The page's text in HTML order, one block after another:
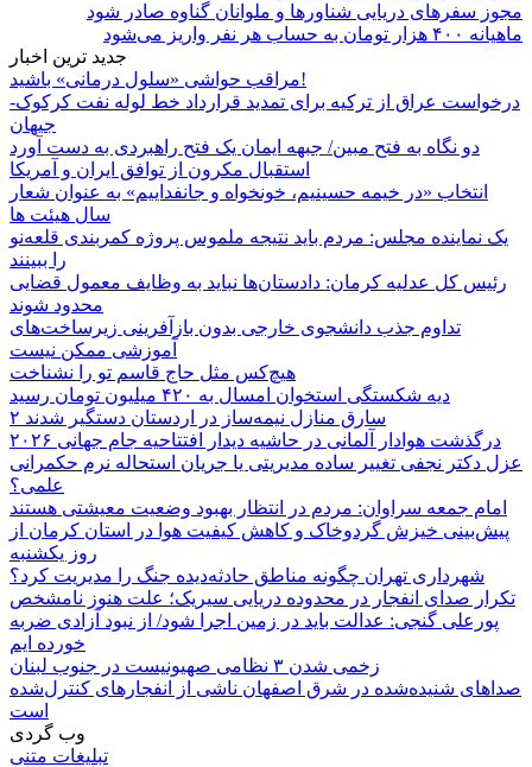
مجوز سفرهای دریایی شناورها و ملوانان گناوه صادر شود
ماهیانه ۴۰۰ هزار تومان به حساب هر نفر واریز می‌شود
جدید ترین اخبار
مراقب حواشی «سلول درمانی» باشید!
درخواست عراق از ترکیه برای تمدید قرارداد خط لوله نفت کرکوک-
جیهان
دو نگاه به فتح مبین/ جبهه ایمان یک فتح راهبردی به دست آورد
استقبال مکرون از توافق ایران و آمریکا
انتخاب «در خیمه حسینیم، خونخواه و جانفداییم» به عنوان شعار
سال هیئت ها
یک نماینده مجلس: مردم باید نتیجه ملموس پروژه کمربندی قلعه‌نو
را ببینند
رئیس کل عدلیه کرمان: دادستان‌ها نباید به وظایف معمول قضایی
محدود شوند
تداوم جذب دانشجوی خارجی بدون بازآفرینی زیرساخت‌های
آموزشی ممکن نیست
هیچ‌کس مثل حاج قاسم تو را نشناخت
دیه شکستگی استخوان امسال به ۴۲۰ میلیون تومان رسید
۲ سارق منازل نیمه‌ساز در اردستان دستگیر شدند
درگذشت هوادار آلمانی در حاشیه دیدار افتتاحیه جام جهانی ۲۰۲۶
عزل دکتر نجفی تغییر ساده مدیریتی یا جریان استحاله نرم حکمرانی
علمی؟
امام جمعه سراوان: مردم در انتظار بهبود وضعیت معیشتی هستند
پیش‌بینی خیزش گردوخاک و کاهش کیفیت هوا در استان کرمان از
روز یکشنبه
شهرداری تهران چگونه مناطق حادثه‌دیده جنگ را مدیریت کرد؟
تکرار صدای انفجار در محدوده دریایی سیریک؛ علت هنوز نامشخص
پورعلی گنجی: عدالت باید در زمین اجرا شود/ از نبود آزادی ضربه
خورده ایم
زخمی شدن ۳ نظامی صهیونیست در جنوب لبنان
صداهای شنیده‌شده در شرق اصفهان ناشی از انفجارهای کنترل‌شده
است
وب گردی
تبلیغات متنی